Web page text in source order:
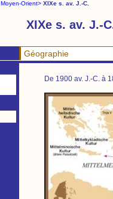
Moyen-Orient> XIXe s. av. J.-C.
XIXe s. av. J.-
Géographie
De 1900 av. J.-C. à